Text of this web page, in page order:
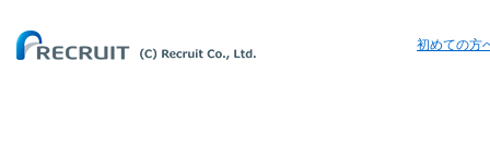
初めての方